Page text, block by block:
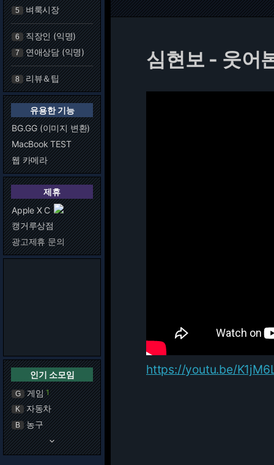
5 벼룩시장
6 직장인 (익명)
7 연애상담 (익명)
8 리뷰＆팁
유용한 기능
BG.GG (이미지 변환)
MacBook TEST
웹 카메라
제휴
Apple X C
캥거루상점
광고제휴 문의
인기 소모임
G 게임 1
K 자동차
B 농구
keyboard_arrow_down
심현보 - 웃어
https://youtu.be/